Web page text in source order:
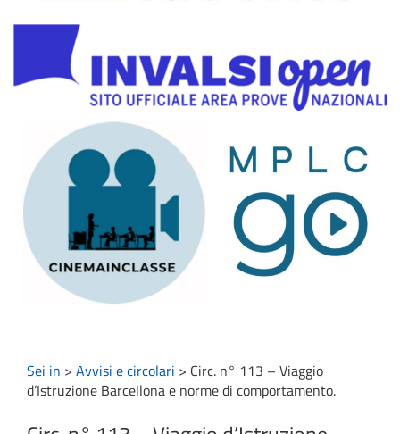
Sei in > Avvisi e circolari > Circ. n° 113 – Viaggio
d’Istruzione Barcellona e norme di comportamento.